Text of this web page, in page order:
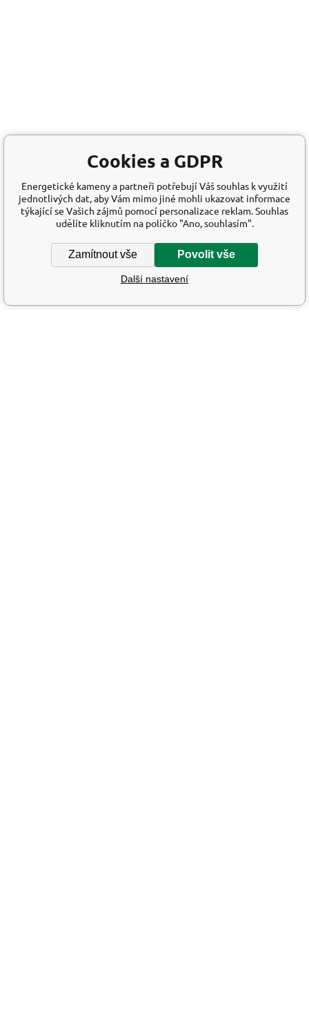
Cookies a GDPR
Energetické kameny a partneři potřebují Váš souhlas k využití
jednotlivých dat, aby Vám mimo jiné mohli ukazovat informace
týkající se Vašich zájmů pomocí personalizace reklam. Souhlas
udělíte kliknutím na políčko "Ano, souhlasím".
Zamítnout vše Povolit vše
Další nastavení